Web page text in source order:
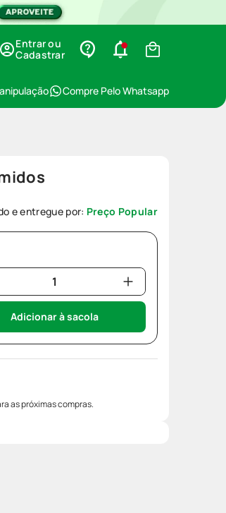
Entrar ou
Cadastrar
Compre Pelo Whatsapp
e entregue por: Preço Popular
Adicionar à sacola
as próximas compras.